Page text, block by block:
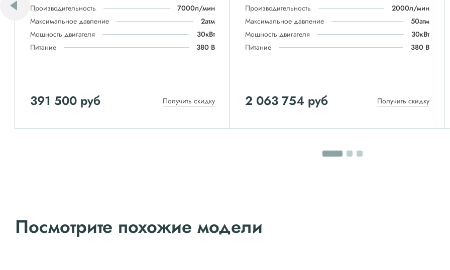
Производительность
7000л/мин
Максимальное давление
2атм
Мощность двигателя
30кВт
Питание
380 В
391 500 руб Получить скидку
Производительность
2000л/мин
Максимальное давление
50атм
Мощность двигателя
30кВт
Питание
380 В
2 063 754 руб Получить скидку
Посмотрите похожие модели